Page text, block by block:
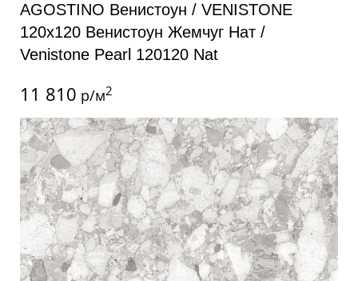
AGOSTINO Венистоун / VENISTONE
120x120 Венистоун Жемчуг Нат /
Venistone Pearl 120120 Nat
11 810 р/м2